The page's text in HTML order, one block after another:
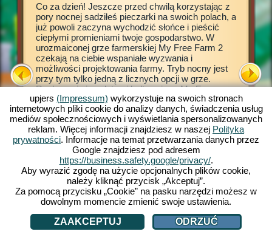
w
to
2
Co za dzień! Jeszcze przed chwilą korzystając z
pory nocnej sadziłeś pieczarki na swoich polach, a
już powoli zaczyna wychodzić słońce i pieścić
ciepłymi promieniami twoje gospodarstwo. W
urozmaiconej grze farmerskiej My Free Farm 2
czekają na ciebie wspaniałe wyzwania i
możliwości projektowania farmy. Tryb nocny jest
przy tym tylko jedną z licznych opcji w grze.
Rozkoszuj się zaletami kultowej gry My Free
Farm 2 również na swoim komputerze domowym.
Przeglądarkowa wersja gry z pewnością
dostarczy ci jedynych w swoim rodzaju
farmerskich przeżyć. Hoduj zwierzęta, uprawiaj
pola, zbieraj plony i oddaj w ręce klientów
przepyszne bio towary. Zarejestruj się już teraz i
graj razem z nami.
grze
A
swoje
na które
i
upjers (Impressum) wykorzystuje na swoich stronach
internetowych pliki cookie do analizy danych, świadczenia usług
mediów społecznościowych i wyświetlania spersonalizowanych
reklam. Więcej informacji znajdziesz w naszej Polityka
prywatności. Informacje na temat przetwarzania danych przez
Google znajdziesz pod adresem
https://business.safety.google/privacy/.
Aby wyrazić zgodę na użycie opcjonalnych plików cookie,
należy kliknąć przycisk „Akceptuj”.
Za pomocą przycisku „Cookie” na pasku narzędzi możesz w
dowolnym momencie zmienić swoje ustawienia.
ZAAKCEPTUJ
ODRZUĆ